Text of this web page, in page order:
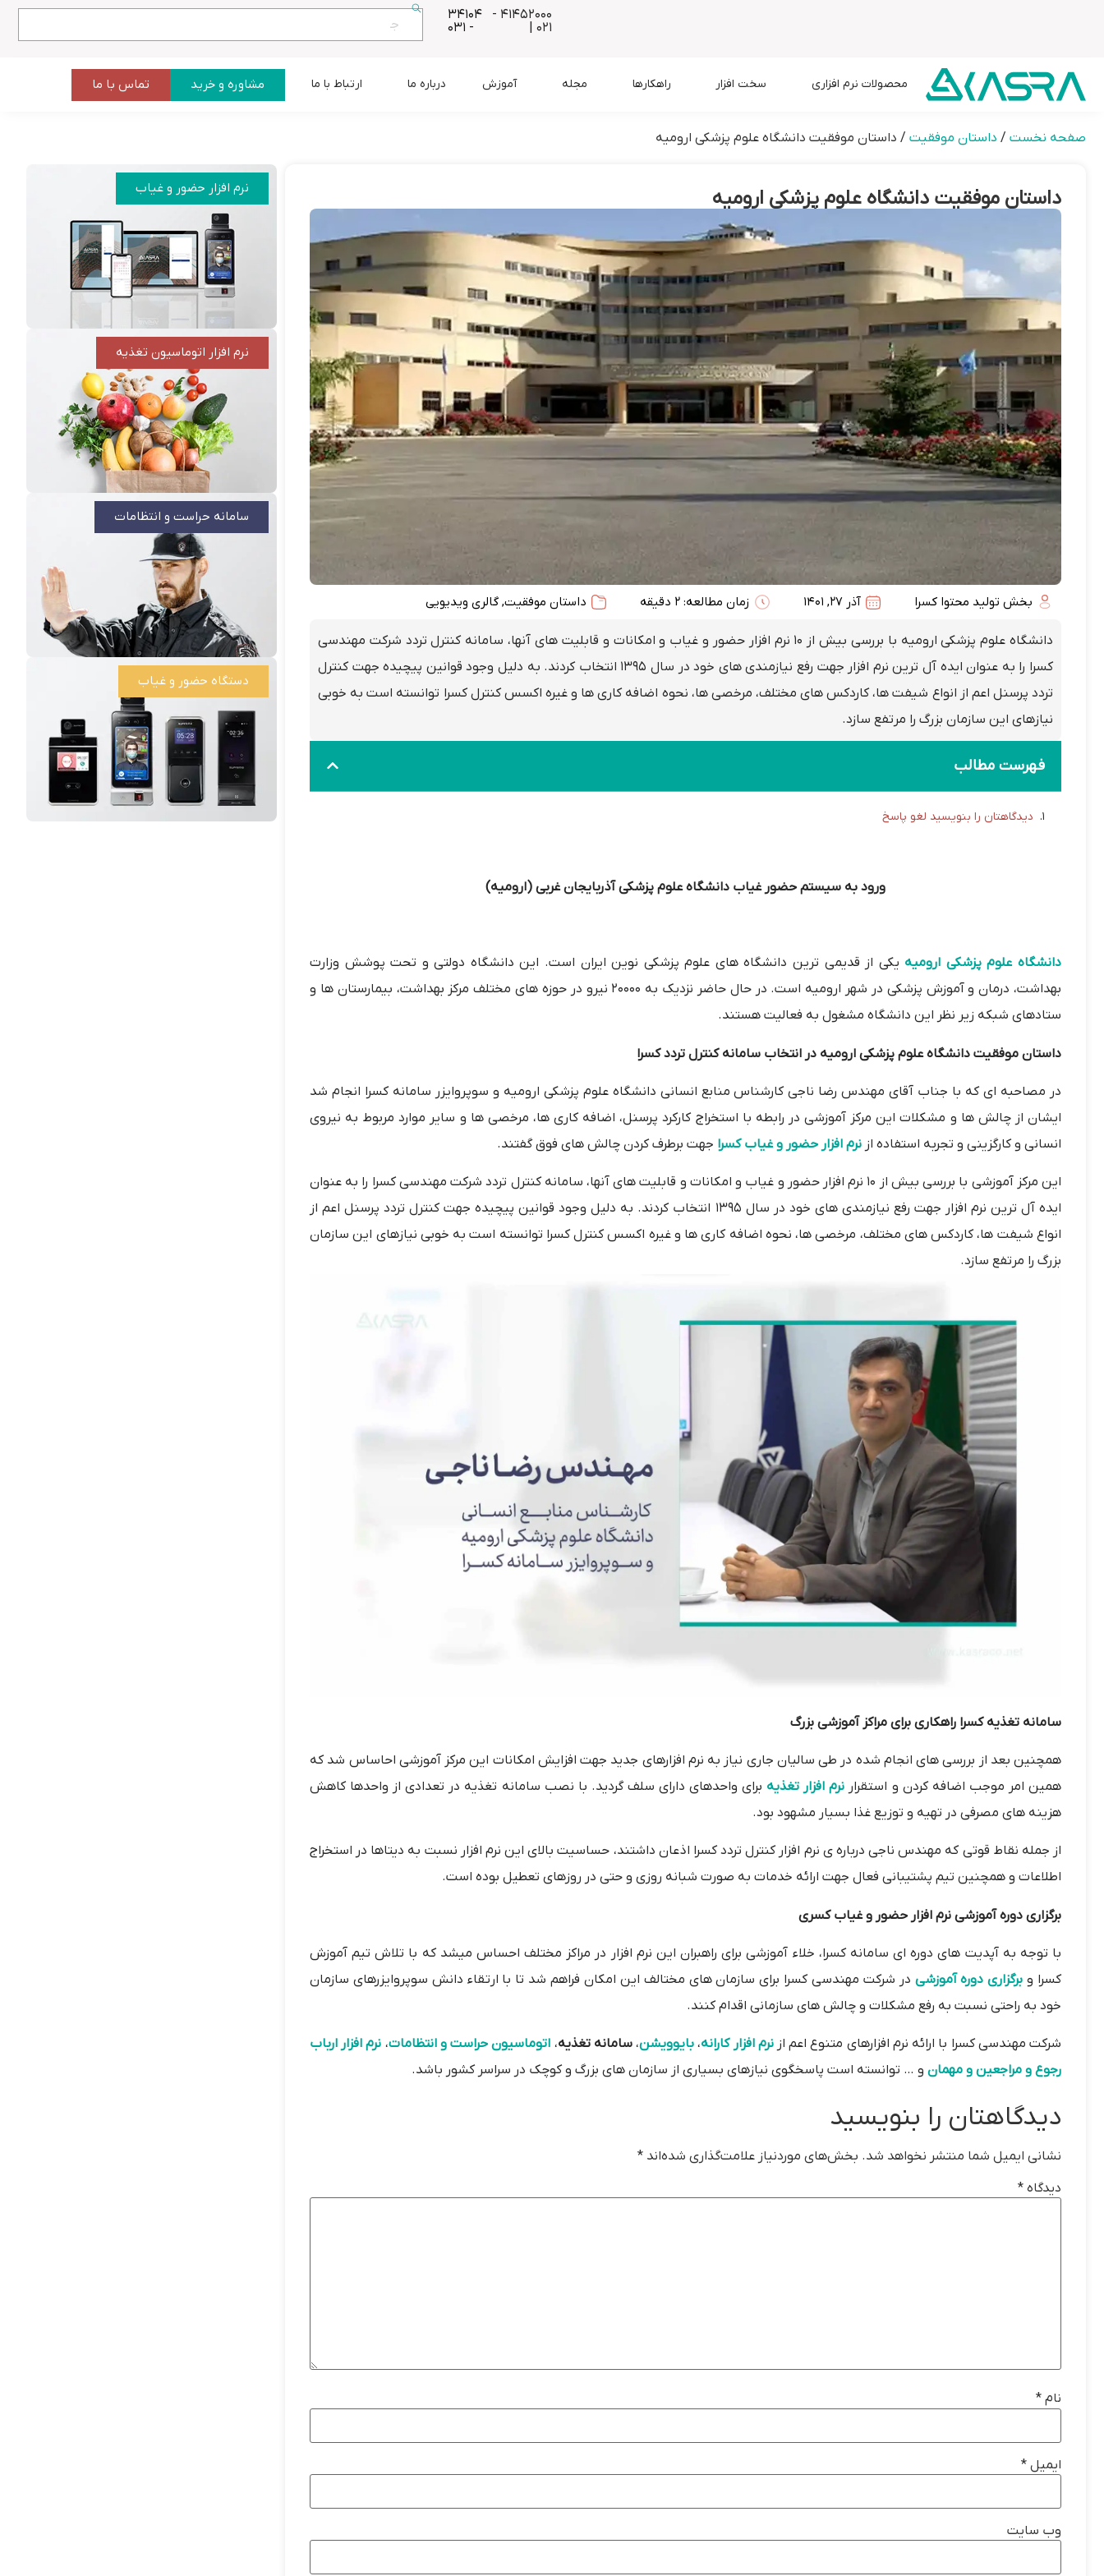
41452000 -
021 |
34104
- 031
محصولات نرم افزاری سخت افزار راهکارها مجله آموزش درباره ما ارتباط با ما مشاوره و خرید تماس با ما
صفحه نخست / داستان موفقیت / داستان موفقیت دانشگاه علوم پزشکی ارومیه
داستان موفقیت دانشگاه علوم پزشکی ارومیه
بخش تولید محتوا کسرا آذر 27, 1401 زمان مطالعه: 2 دقیقه داستان موفقیت, گالری ویدیویی
دانشگاه علوم پزشکی ارومیه با بررسی بیش از 10 نرم افزار حضور و غیاب و امکانات و قابلیت های آنها، سامانه کنترل تردد شرکت مهندسی
کسرا را به عنوان ایده آل ترین نرم افزار جهت رفع نیازمندی های خود در سال 1395 انتخاب کردند. به دلیل وجود قوانین پیچیده جهت کنترل
تردد پرسنل اعم از انواع شیفت ها، کاردکس های مختلف، مرخصی ها، نحوه اضافه کاری ها و غیره اکسس کنترل کسرا توانسته است به خوبی
نیازهای این سازمان بزرگ را مرتفع سازد.
فهرست مطالب
دیدگاهتان را بنویسید لغو پاسخ
ورود به سیستم حضور غیاب دانشگاه علوم پزشکی آذربایجان غربی (ارومیه)
دانشگاه علوم پزشکی ارومیه یکی از قدیمی ترین دانشگاه های علوم پزشکی نوین ایران است. این دانشگاه دولتی و تحت پوشش وزارت
بهداشت، درمان و آموزش پزشکی در شهر ارومیه است. در حال حاضر نزدیک به 20000 نیرو در حوزه های مختلف مرکز بهداشت، بیمارستان ها و
ستادهای شبکه زیر نظر این دانشگاه مشغول به فعالیت هستند.
داستان موفقیت دانشگاه علوم پزشکی ارومیه در انتخاب سامانه کنترل تردد کسرا
در مصاحبه ای که با جناب آقای مهندس رضا ناجی کارشناس منابع انسانی دانشگاه علوم پزشکی ارومیه و سوپروایزر سامانه کسرا انجام شد
ایشان از چالش ها و مشکلات این مرکز آموزشی در رابطه با استخراج کارکرد پرسنل، اضافه کاری ها، مرخصی ها و سایر موارد مربوط به نیروی
انسانی و کارگزینی و تجربه استفاده از نرم افزار حضور و غیاب کسرا جهت برطرف کردن چالش های فوق گفتند.
این مرکز آموزشی با بررسی بیش از 10 نرم افزار حضور و غیاب و امکانات و قابلیت های آنها، سامانه کنترل تردد شرکت مهندسی کسرا را به عنوان
ایده آل ترین نرم افزار جهت رفع نیازمندی های خود در سال 1395 انتخاب کردند. به دلیل وجود قوانین پیچیده جهت کنترل تردد پرسنل اعم از
انواع شیفت ها، کاردکس های مختلف، مرخصی ها، نحوه اضافه کاری ها و غیره اکسس کنترل کسرا توانسته است به خوبی نیازهای این سازمان
بزرگ را مرتفع سازد.
سامانه تغذیه کسرا راهکاری برای مراکز آموزشی بزرگ
همچنین بعد از بررسی های انجام شده در طی سالیان جاری نیاز به نرم افزارهای جدید جهت افزایش امکانات این مرکز آموزشی احاساس شد که
همین امر موجب اضافه کردن و استقرار نرم افزار تغذیه برای واحدهای دارای سلف گردید. با نصب سامانه تغذیه در تعدادی از واحدها کاهش
هزینه های مصرفی در تهیه و توزیع غذا بسیار مشهود بود.
از جمله نقاط قوتی که مهندس ناجی درباره ی نرم افزار کنترل تردد کسرا اذعان داشتند، حساسیت بالای این نرم افزار نسبت به دیتاها در استخراج
اطلاعات و همچنین تیم پشتیبانی فعال جهت ارائه خدمات به صورت شبانه روزی و حتی در روزهای تعطیل بوده است.
برگزاری دوره آموزشی نرم افزار حضور و غیاب کسری
با توجه به آپدیت های دوره ای سامانه کسرا، خلاء آموزشی برای راهبران این نرم افزار در مراکز مختلف احساس میشد که با تلاش تیم آموزش
کسرا و برگزاری دوره آموزشی در شرکت مهندسی کسرا برای سازمان های مختالف این امکان فراهم شد تا با ارتقاء دانش سوپروایزرهای سازمان
خود به راحتی نسبت به رفع مشکلات و چالش های سازمانی اقدام کنند.
شرکت مهندسی کسرا با ارائه نرم افزارهای متنوع اعم ازنرم افزار کارانه، بایوویشن،سامانه تغذیه، اتوماسیون حراست و انتظامات، نرم افزار ارباب
رجوع و مراجعین و مهمان و … توانسته است پاسخگوی نیازهای بسیاری از سازمان های بزرگ و کوچک در سراسر کشور باشد.
دیدگاهتان را بنویسید
نشانی ایمیل شما منتشر نخواهد شد. بخش‌های موردنیاز علامت‌گذاری شده‌اند *
دیدگاه *
نام *
ایمیل *
وب‌ سایت
نرم افزار حضور و غیاب
نرم افزار اتوماسیون تغذیه
سامانه حراست و انتظامات
دستگاه حضور و غیاب